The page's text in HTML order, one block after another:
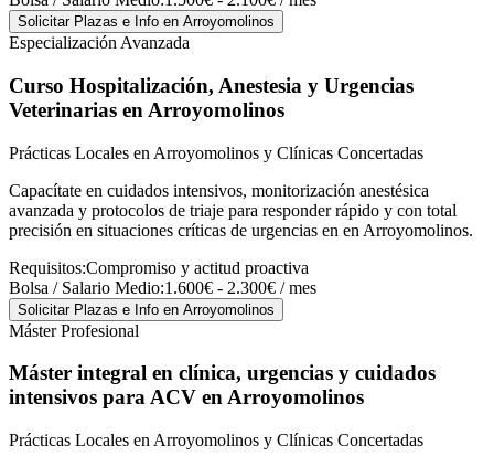
Solicitar Plazas e Info en Arroyomolinos
Especialización Avanzada
Curso Hospitalización, Anestesia y Urgencias
Veterinarias en Arroyomolinos
Prácticas Locales en Arroyomolinos y Clínicas Concertadas
Capacítate en cuidados intensivos, monitorización anestésica
avanzada y protocolos de triaje para responder rápido y con total
precisión en situaciones críticas de urgencias en en Arroyomolinos.
Requisitos:Compromiso y actitud proactiva
Bolsa / Salario Medio:1.600€ - 2.300€ / mes
Solicitar Plazas e Info en Arroyomolinos
Máster Profesional
Máster integral en clínica, urgencias y cuidados
intensivos para ACV en Arroyomolinos
Prácticas Locales en Arroyomolinos y Clínicas Concertadas